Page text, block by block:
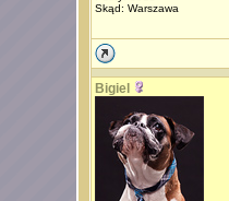
Skąd: Warszawa
Bigiel